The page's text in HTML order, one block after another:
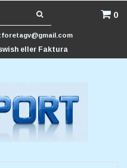
0
eller Faktura